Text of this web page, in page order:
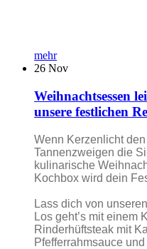
mehr
26 Nov
Weihnachtsessen
unsere festlichen
Wenn Kerzenlicht
Tannenzweigen die
kulinarische
Kochbox wird dein
Lass dich von
Los geht’s mit einem
Rinderhüftsteak mit
Pfefferrahmsauce